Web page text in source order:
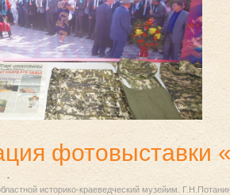
фотовыставки
историко-краеведческий музейим.